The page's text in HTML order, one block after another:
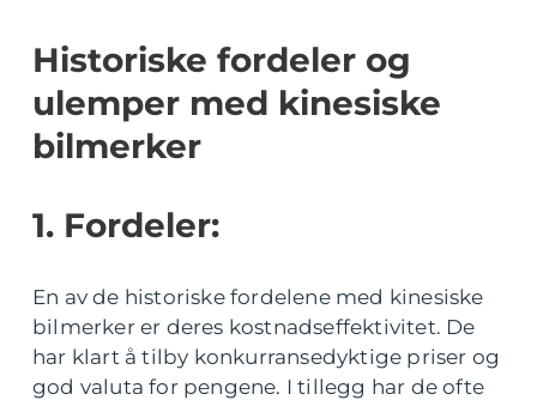
Historiske fordeler og
ulemper med kinesiske
bilmerker
1. Fordeler:
En av de historiske fordelene med kinesiske
bilmerker er deres kostnadseffektivitet. De
har klart å tilby konkurransedyktige priser og
god valuta for pengene. I tillegg har de ofte